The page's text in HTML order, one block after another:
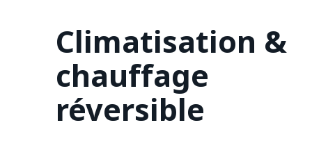
Climatisation &
chauffage
réversible